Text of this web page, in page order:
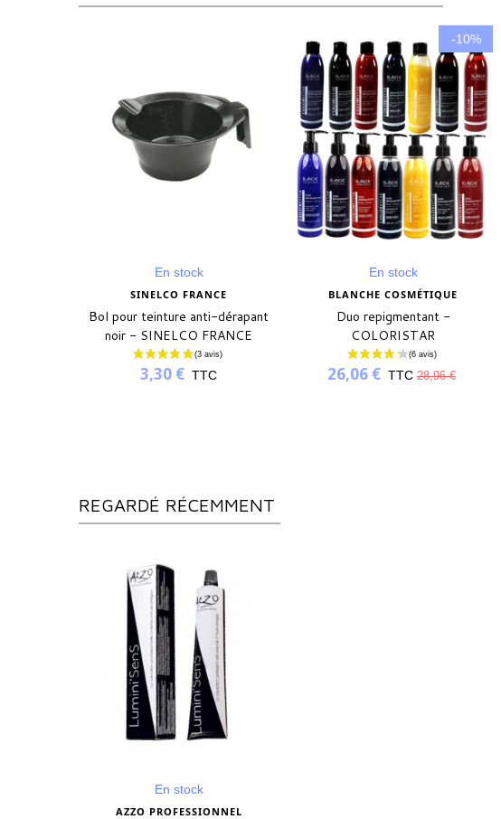
En stock
SINELCO FRANCE
Bol pour teinture anti-dérapant
noir - SINELCO FRANCE
3,30 € TTC
-10%
En stock
BLANCHE COSMÉTIQUE
Duo repigmentant -
COLORISTAR
26,06 € TTC 28,96 €
REGARDÉ RÉCEMMENT
En stock
AZZO PROFESSIONNEL